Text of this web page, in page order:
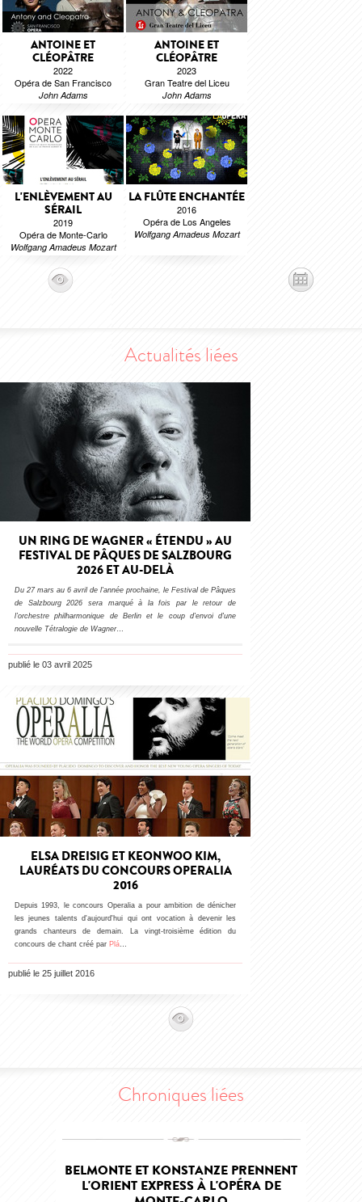
ANTOINE ET
CLÉOPÂTRE
2022
Opéra de San Francisco
John Adams
ANTOINE ET
CLÉOPÂTRE
2023
Gran Teatre del Liceu
John Adams
L'ENLÈVEMENT AU
SÉRAIL
2019
Opéra de Monte-Carlo
Wolfgang Amadeus Mozart
LA FLÛTE ENCHANTÉE
2016
Opéra de Los Angeles
Wolfgang Amadeus Mozart
Actualités liées
UN RING DE WAGNER « ÉTENDU » AU
FESTIVAL DE PÂQUES DE SALZBOURG
2026 ET AU-DELÀ
Du 27 mars au 6 avril de l'année prochaine, le Festival de Pâques
de Salzbourg 2026 sera marqué à la fois par le retour de
l’orchestre philharmonique de Berlin et le coup d'envoi d'une
nouvelle Tétralogie de Wagner…
publié le 03 avril 2025
ELSA DREISIG ET KEONWOO KIM,
LAURÉATS DU CONCOURS OPERALIA
2016
Depuis 1993, le concours Operalia a pour ambition de dénicher
les jeunes talents d'aujourd'hui qui ont vocation à devenir les
grands chanteurs de demain. La vingt-troisième édition du
concours de chant créé par Pl á…
publié le 25 juillet 2016
Chroniques liées
BELMONTE ET KONSTANZE PRENNENT
L'ORIENT EXPRESS À L'OPÉRA DE